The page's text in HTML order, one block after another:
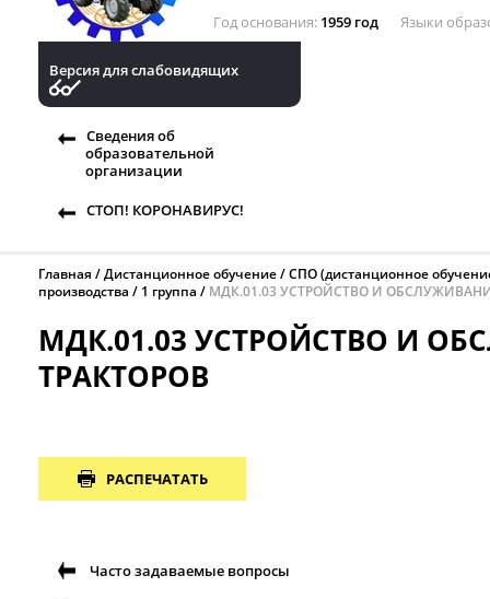
Год основания 1959 год Языки
Версия для слабовидящих
Сведения об
образовательной
организации
СТОП! КОРОНАВИРУС!
Главная Дистанционное обучение
СПО (дистанционное
производства
1 группа МДК.01.03 УСТРОЙСТВО И
МДК.01.03 УСТРОЙСТВО И
ТРАКТОРОВ
РАСПЕЧАТАТЬ
Часто задаваемые вопросы